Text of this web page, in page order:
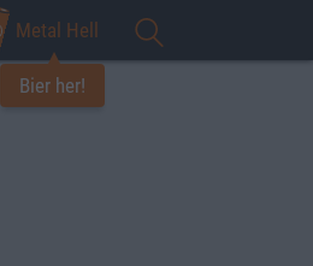
Metal Hell
Bier her!